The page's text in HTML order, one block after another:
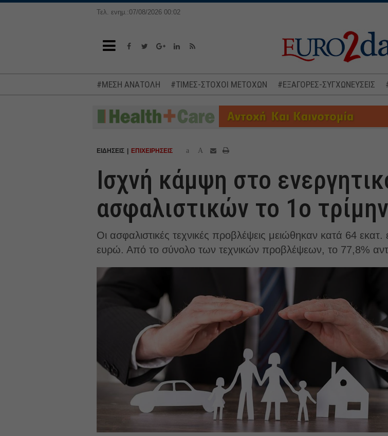
Τελ. ενημ.:07/08/2026 00:02
#ΜΕΣΗ ΑΝΑΤΟΛΗ #ΤΙΜΕΣ-ΣΤΟΧΟΙ ΜΕΤΟΧΩΝ #ΕΞΑΓΟΡΕΣ-ΣΥΓΧΩΝΕΥΣΕΙΣ
ΕΙΔΗΣΕΙΣ ΕΠΙΧΕΙΡΗΣΕΙΣ a A
Ισχνή κάμψη στο
ασφαλιστικών το 1ο
Οι ασφαλιστικές τεχνικές προβλέψεις μειώθηκαν κατά 64
ευρώ. Από το σύνολο των τεχνικών προβλέψεων, το 77,8%